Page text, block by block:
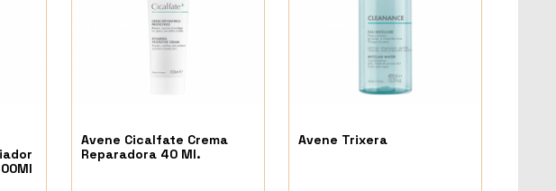
Avene Cicalfate Crema
Reparadora 40 Ml.
Avene Trixera